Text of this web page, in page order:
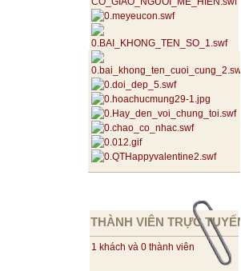
THÀNH VIÊN TRỰC TUYẾN
1 khách và 0 thành viên